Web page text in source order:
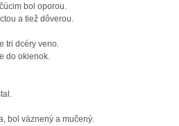
bol oporou.
a tiež dôverou.
tri dcéry veno.
do okienok.
bol väznený a mučený.